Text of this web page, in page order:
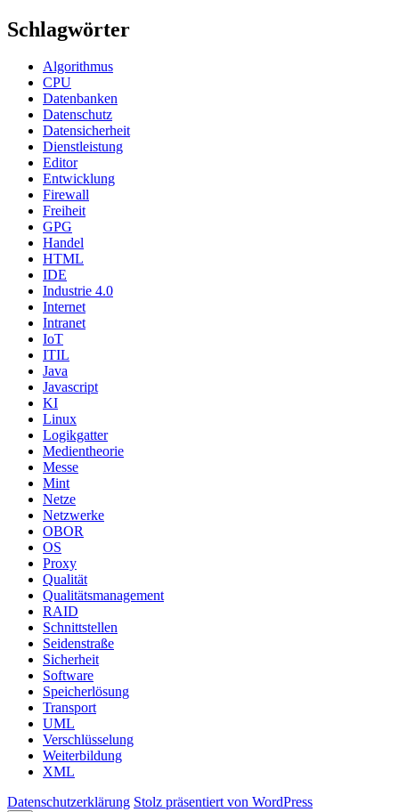
Schlagwörter
Algorithmus
CPU
Datenbanken
Datenschutz
Datensicherheit
Dienstleistung
Editor
Entwicklung
Firewall
Freiheit
GPG
Handel
HTML
IDE
Industrie 4.0
Internet
Intranet
IoT
ITIL
Java
Javascript
KI
Linux
Logikgatter
Medientheorie
Messe
Mint
Netze
Netzwerke
OBOR
OS
Proxy
Qualität
Qualitätsmanagement
RAID
Schnittstellen
Seidenstraße
Sicherheit
Software
Speicherlösung
Transport
UML
Verschlüsselung
Weiterbildung
XML
Datenschutzerklärung Stolz präsentiert von WordPress